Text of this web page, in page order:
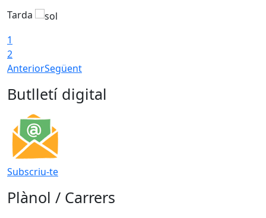
Tarda
1
2
AnteriorSegüent
Butlletí digital
Subscriu-te
Plànol / Carrers